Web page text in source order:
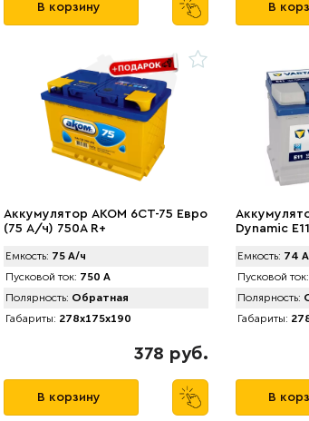
В корзину В
Аккумулятор AКОМ 6CT-75 Евро
(75 А/ч) 750А R+
Емкость: 75 А/ч
Пусковой ток: 750 А
Полярность: Обратная
Габариты: 278x175x190
378 руб.
В корзину
Dynamic
Емкость: 74
Пусковой ток:
Полярность:
Габариты:
В